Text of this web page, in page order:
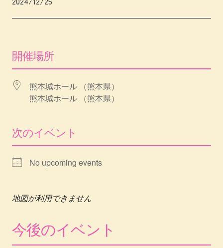
開催場所
熊本城ホール （熊本県）
熊本城ホール （熊本県）
次のイベント
No upcoming events
地図が利用できません
今後のイベント